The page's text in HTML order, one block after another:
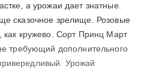
а урожаи дает знатные.
сказочное зрелище. Розовые
как кружево. Сорт Принц Март
требующий дополнительного
Урожай